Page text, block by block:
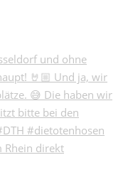
Rhein direkt